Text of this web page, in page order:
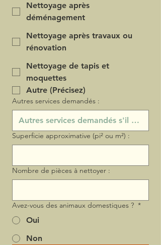
Nettoyage après
déménagement
Nettoyage après travaux ou
rénovation
Nettoyage de tapis et
moquettes
Autre (Précisez)
Autres services demandés :
Superficie approximative (pi² ou m²) :
Nombre de pièces à nettoyer :
Avez-vous des animaux domestiques ? *
Oui
Non